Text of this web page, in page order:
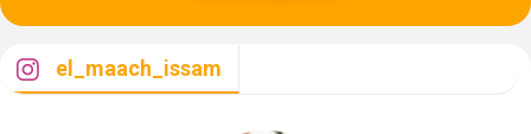
el_maach_issam